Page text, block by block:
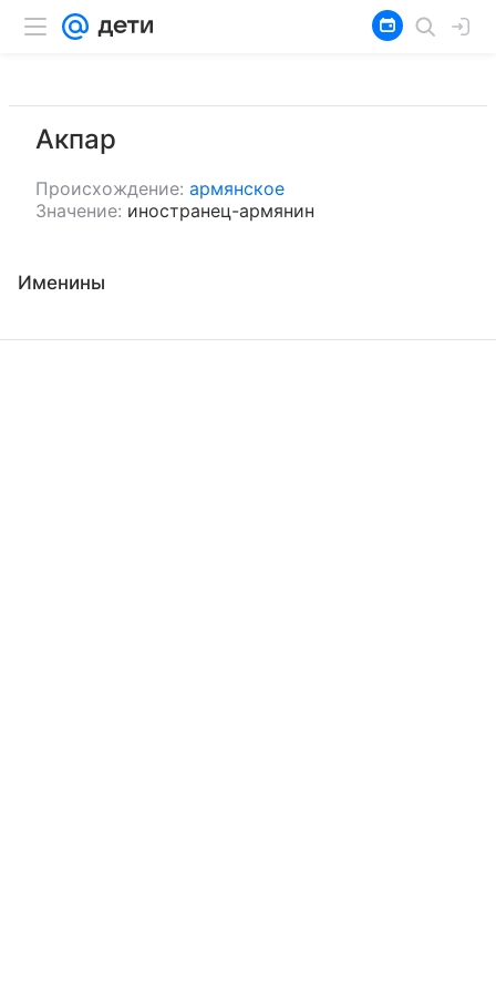
Акпар
Происхождение: армянское
Значение: иностранец-армянин
Именины